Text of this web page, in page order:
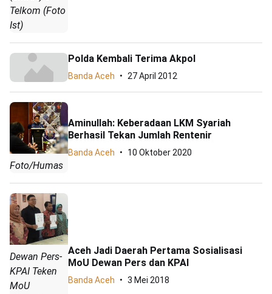
Telkom (Foto
Ist)
Polda Kembali Terima Akpol
Banda Aceh 27 April 2012
Foto/Humas
Aminullah: Keberadaan LKM Syariah
Berhasil Tekan Jumlah Rentenir
Banda Aceh 10 Oktober 2020
Dewan Pers-
KPAI Teken
MoU
Aceh Jadi Daerah Pertama Sosialisasi
MoU Dewan Pers dan KPAI
Banda Aceh 3 Mei 2018